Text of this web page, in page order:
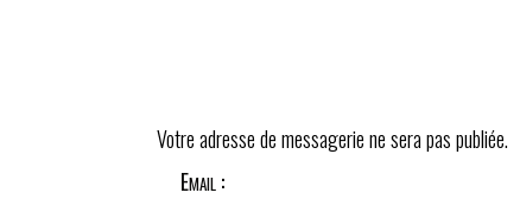
Votre adresse de messagerie ne sera pas publiée.
Email :